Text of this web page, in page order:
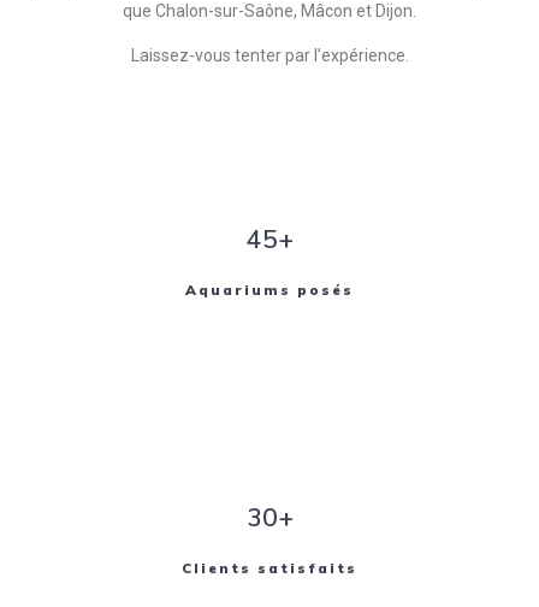
que Chalon-sur-Saône, Mâcon et Dijon.
Laissez-vous tenter par l’expérience.
45+
Aquariums posés
30+
Clients satisfaits